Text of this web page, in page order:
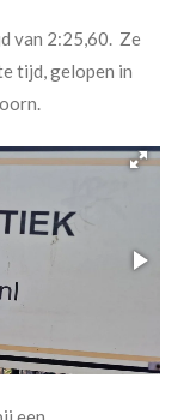
van 2:25,60. Ze
tijd, gelopen in